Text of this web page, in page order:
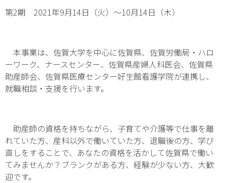
第2期 2021年9月14日（火）～10月14日（木）
本事業は、佐賀大学を中心に佐賀県、佐賀労働局・ハロ
ーワーク、ナースセンター、佐賀県産婦人科医会、佐賀県
助産師会、佐賀県医療センター好生館看護学院が連携し、
就職相談・支援を行います。
助産師の資格を持ちながら、子育てや介護等で仕事を離
れていた方、産科以外で働いていた方、退職後の方、学び
直しをすることで、あなたの資格を活かして佐賀県で働い
てみませんか？ブランクがある方、経験が少ない方、大歓
迎です。